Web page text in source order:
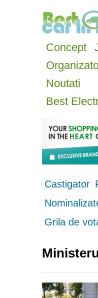
Concept
Noutati
Best
Castigator
Grila de